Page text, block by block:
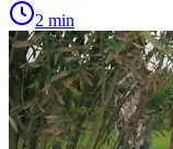
2 min